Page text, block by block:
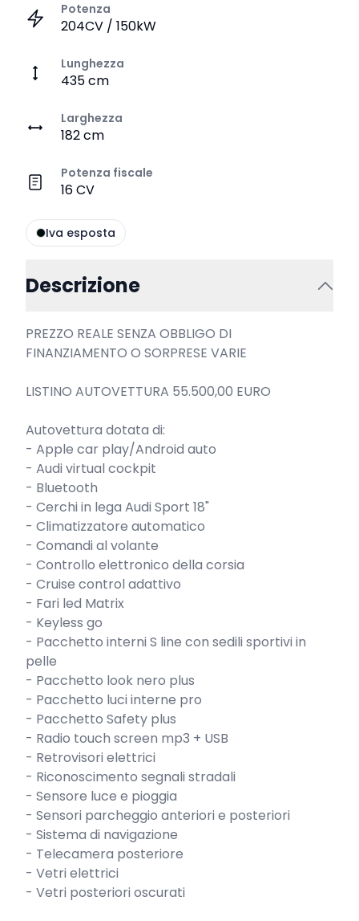
Potenza
204CV / 150kW
Lunghezza
435 cm
Larghezza
182 cm
Potenza fiscale
16 CV
Iva esposta
Descrizione
PREZZO REALE SENZA OBBLIGO DI
FINANZIAMENTO O SORPRESE VARIE
LISTINO AUTOVETTURA 55.500,00 EURO
Autovettura dotata di:
- Apple car play/Android auto
- Audi virtual cockpit
- Bluetooth
- Cerchi in lega Audi Sport 18"
- Climatizzatore automatico
- Comandi al volante
- Controllo elettronico della corsia
- Cruise control adattivo
- Fari led Matrix
- Keyless go
- Pacchetto interni S line con sedili sportivi in
pelle
- Pacchetto look nero plus
- Pacchetto luci interne pro
- Pacchetto Safety plus
- Radio touch screen mp3 + USB
- Retrovisori elettrici
- Riconoscimento segnali stradali
- Sensore luce e pioggia
- Sensori parcheggio anteriori e posteriori
- Sistema di navigazione
- Telecamera posteriore
- Vetri elettrici
- Vetri posteriori oscurati